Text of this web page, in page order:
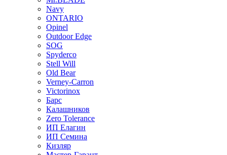
Navy
ONTARIO
Opinel
Outdoor Edge
SOG
Spyderco
Stell Will
Old Bear
Verney-Carron
Victorinox
Барс
Калашников
Zero Tolerance
ИП Елагин
ИП Семина
Кизляр